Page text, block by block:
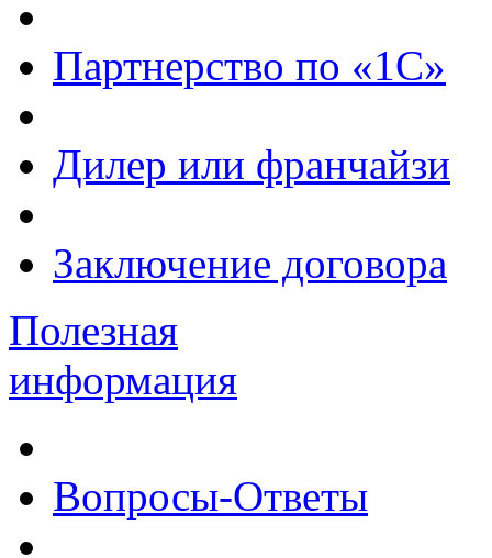
Партнерство по «1С»
Дилер или франчайзи
Заключение договора
Полезная
информация
Вопросы-Ответы